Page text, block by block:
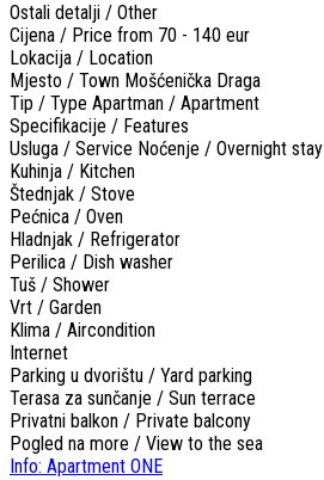
Ostali detalji / Other
Cijena / Price from 70 - 140 eur
Lokacija / Location
Mjesto / Town Mošćenička Draga
Tip / Type Apartman / Apartment
Specifikacije / Features
Usluga / Service Noćenje / Overnight stay
Kuhinja / Kitchen
Štednjak / Stove
Pećnica / Oven
Hladnjak / Refrigerator
Perilica / Dish washer
Tuš / Shower
Vrt / Garden
Klima / Aircondition
Internet
Parking u dvorištu / Yard parking
Terasa za sunčanje / Sun terrace
Privatni balkon / Private balcony
Pogled na more / View to the sea
Info: Apartment ONE